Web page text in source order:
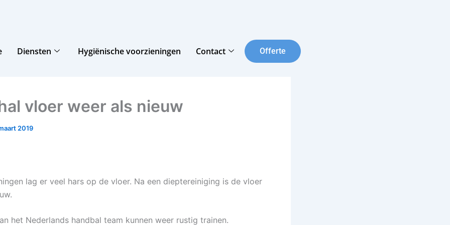
Diensten Hygiënische voorzieningen Contact Offerte
vloer weer als nieuw
2019
lag er veel hars op de vloer. Na een dieptereiniging is de vloer
het Nederlands handbal team kunnen weer rustig trainen.